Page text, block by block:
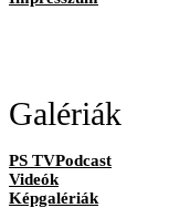
Galériák
PS TVPodcast
Videók
Képgalériák